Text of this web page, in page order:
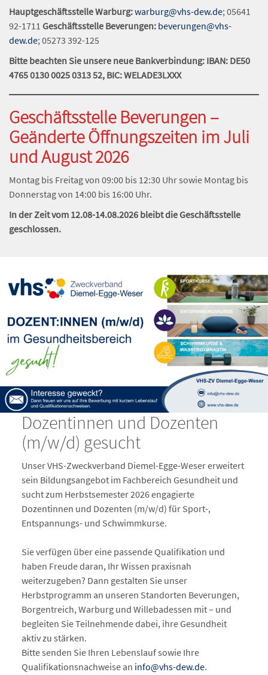
Hauptgeschäftsstelle Warburg:warburg@vhs-dew.de; 05641
92-1711 Geschäftsstelle Beverungen: beverungen@vhs-
dew.de; 05273 392-125
Bitte beachten Sie unsere neue Bankverbindung: IBAN: DE50
4765 0130 0025 0313 52, BIC: WELADE3LXXX
Geschäftsstelle Beverungen –
Geänderte Öffnungszeiten im Juli
und August 2026
Montag bis Freitag von 09:00 bis 12:30 Uhr sowie Montag bis
Donnerstag von 14:00 bis 16:00 Uhr.
In der Zeit vom 12.08-14.08.2026 bleibt die Geschäftsstelle
geschlossen.
Dozentinnen und Dozenten
(m/w/d) gesucht
Unser VHS-Zweckverband Diemel-Egge-Weser erweitert
sein Bildungsangebot im Fachbereich Gesundheit und
sucht zum Herbstsemester 2026 engagierte
Dozentinnen und Dozenten (m/w/d) für Sport-,
Entspannungs- und Schwimmkurse.
Sie verfügen über eine passende Qualifikation und
haben Freude daran, Ihr Wissen praxisnah
weiterzugeben? Dann gestalten Sie unser
Herbstprogramm an unseren Standorten Beverungen,
Borgentreich, Warburg und Willebadessen mit – und
begleiten Sie Teilnehmende dabei, ihre Gesundheit
aktiv zu stärken.
Bitte senden Sie Ihren Lebenslauf sowie Ihre
Qualifikationsnachweise an info@vhs-dew.de.